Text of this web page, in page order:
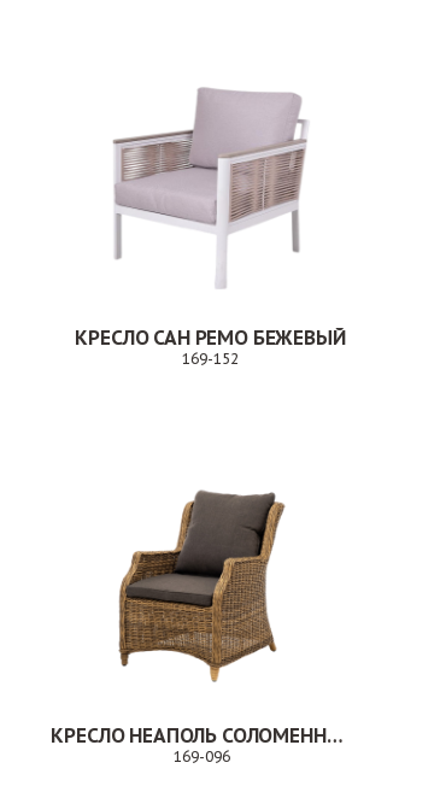
КРЕСЛО САН РЕМО БЕЖЕВЫЙ
169-152
КРЕСЛО НЕАПОЛЬ СОЛОМЕННЫЙ
169-096